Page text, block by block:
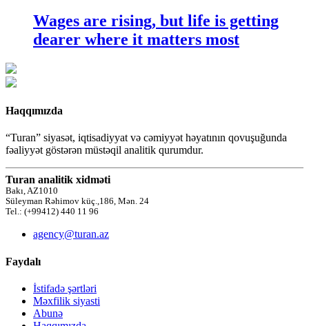
Wages are rising, but life is getting
dearer where it matters most
Haqqımızda
“Turan” siyasət, iqtisadiyyat və cəmiyyət həyatının qovuşuğunda
fəaliyyət göstərən müstəqil analitik qurumdur.
Turan analitik xidməti
Bakı, AZ1010
Süleyman Rəhimov küç.,186, Mən. 24
Tel.: (+99412) 440 11 96
agency@turan.az
Faydalı
İstifadə şərtləri
Məxfilik siyasti
Abunə